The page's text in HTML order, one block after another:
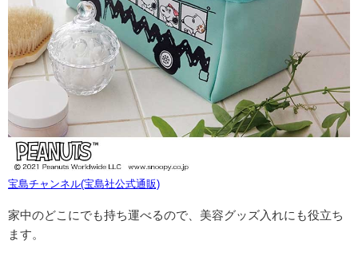
宝島チャンネル(宝島社公式通販)
家中のどこにでも持ち運べるので、美容グッズ入れにも役立ち
ます。